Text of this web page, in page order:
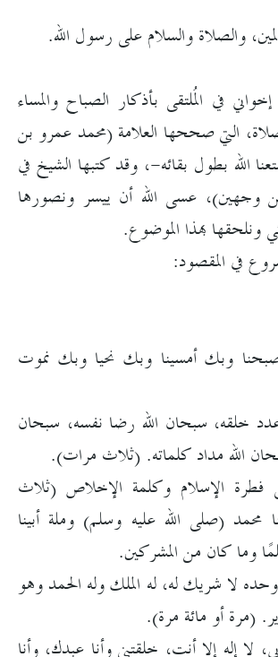
والصلاة والسلام على رسول الله.
في المُلتقى بأذكار الصباح والمساء
التي صححها العلامة (محمد عمرو بن
الله بطول بقائه-، وقد كتبها الشيخ في
وجهين)، عسى الله أن ييسر ونصورها
ونلحقها بهذا الموضوع.
في المقصود:
وبك أمسينا وبك نحيا وبك نموت
خلقه، سبحان الله رضا نفسه، سبحان
الله مداد كلماته. (ثلاث مرات).
فطرة الإسلام وكلمة الإخلاص (ثلاث
محمد (صلى الله عليه وسلم) وملة أبينا
وما كان من المشركين.
وحده لا شريك له، له الملك وله الحمد وهو
(مرة أو مائة مرة).
لا إله إلا أنت، خلقتني وأنا عبدك، وأنا